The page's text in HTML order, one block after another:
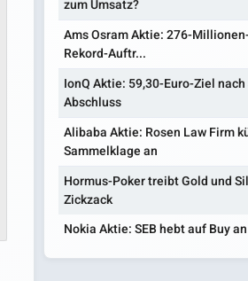
zum Umsatz?
Ams Osram Aktie: 276-
Rekord-Auftr...
IonQ Aktie: 59,30-Euro-Ziel
Abschluss
Alibaba Aktie: Rosen Law Firm
Sammelklage an
Hormus-Poker treibt Gold und
Zickzack
Nokia Aktie: SEB hebt auf Buy an